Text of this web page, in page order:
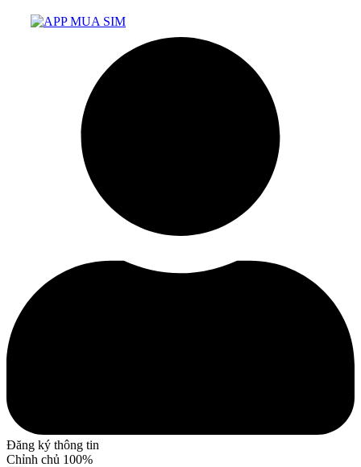
Đăng ký thông tin
Chỉnh chủ 100%